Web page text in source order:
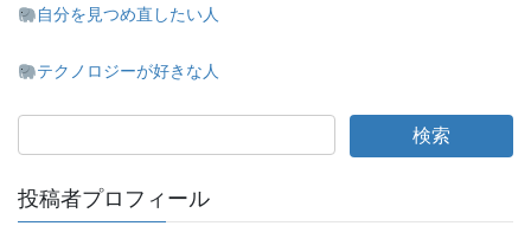
自分を見つめ直したい人
テクノロジーが好きな人
投稿者プロフィール